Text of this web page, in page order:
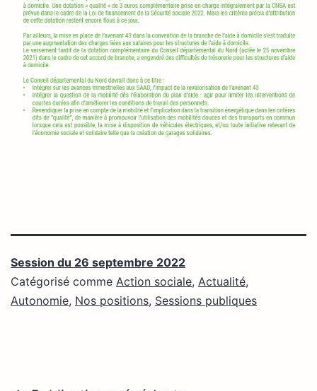
Session du 26 septembre 2022
Catégorisé comme Action sociale, Actualité,
Autonomie, Nos positions, Sessions publiques